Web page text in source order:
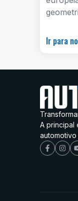
Ir para
A principal
automotivo